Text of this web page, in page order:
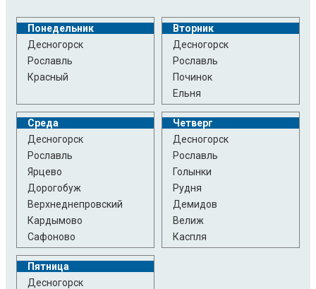
Понедельник
Десногорск
Рославль
Красный
Вторник
Десногорск
Рославль
Починок
Ельня
Среда
Десногорск
Рославль
Ярцево
Дорогобуж
Верхнеднепровский
Кардымово
Сафоново
Четверг
Десногорск
Рославль
Голынки
Рудня
Демидов
Велиж
Каспля
Пятница
Десногорск